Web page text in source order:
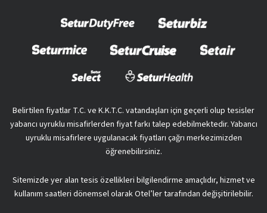
Belirtilen fiyatlar T.C. ve K.K.T.C. vatandaşları için geçerli olup tesisler
yabancı uyruklu misafirlerden fiyat farkı talep edebilmektedir. Yabancı
uyruklu misafirlere uygulanacak fiyatları çağrı merkezimizden
öğrenebilirsiniz.
Sitemizde yer alan tesis özellikleri bilgilendirme amaçlıdır, hizmet ve
kullanım saatleri dönemsel olarak Otel’ler tarafından değişitirilebilir.